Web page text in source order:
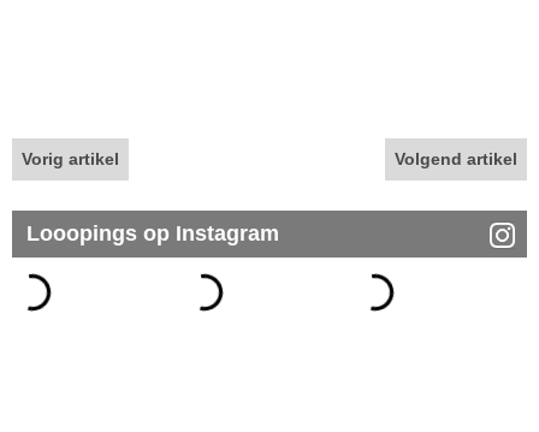
Vorig artikel Volgend artikel
Looopings op Instagram